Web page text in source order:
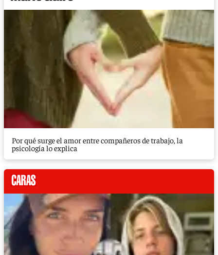
Por qué surge el amor entre compañeros de trabajo, la
psicología lo explica